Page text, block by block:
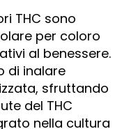
THC sono
per coloro
al benessere.
di inalare
sfruttando
del THC
nella cultura